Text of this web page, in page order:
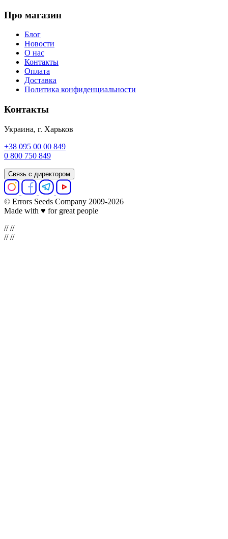
Про магазин
Блог
Новости
О нас
Контакты
Оплата
Доставка
Политика конфиденциальности
Контакты
Украина, г. Харьков
+38 095 00 00 849
0 800 750 849
Связь с директором
© Errors Seeds Company 2009-2026
Made with ♥ for great people
////
////